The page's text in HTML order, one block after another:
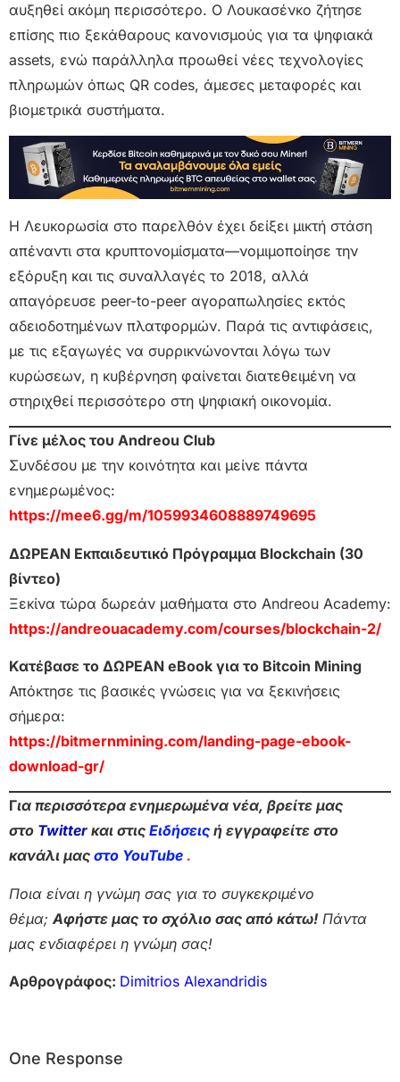
αυξηθεί ακόμη περισσότερο. Ο Λουκασένκο ζήτησε
επίσης πιο ξεκάθαρους κανονισμούς για τα ψηφιακά
assets, ενώ παράλληλα προωθεί νέες τεχνολογίες
πληρωμών όπως QR codes, άμεσες μεταφορές και
βιομετρικά συστήματα.
Η Λευκορωσία στο παρελθόν έχει δείξει μικτή στάση
απέναντι στα κρυπτονομίσματα—νομιμοποίησε την
εξόρυξη και τις συναλλαγές το 2018, αλλά
απαγόρευσε peer-to-peer αγοραπωλησίες εκτός
αδειοδοτημένων πλατφορμών. Παρά τις αντιφάσεις,
με τις εξαγωγές να συρρικνώνονται λόγω των
κυρώσεων, η κυβέρνηση φαίνεται διατεθειμένη να
στηριχθεί περισσότερο στη ψηφιακή οικονομία.
Γίνε μέλος του Andreou Club
Συνδέσου με την κοινότητα και μείνε πάντα
ενημερωμένος:
https://mee6.gg/m/1059934608889749695
ΔΩΡΕΑΝ Εκπαιδευτικό Πρόγραμμα Blockchain (30
βίντεο)
Ξεκίνα τώρα δωρεάν μαθήματα στο Andreou Academy:
https://andreouacademy.com/courses/blockchain-2/
Κατέβασε το ΔΩΡΕΑΝ eBook για το Bitcoin Mining
Απόκτησε τις βασικές γνώσεις για να ξεκινήσεις
σήμερα:
https://bitmernmining.com/landing-page-ebook-
download-gr/
Για περισσότερα ενημερωμένα νέα, βρείτε μας
στο Twitter και στις Ειδήσεις ή εγγραφείτε στο
κανάλι μας στο YouTube .
Ποια είναι η γνώμη σας για το συγκεκριμένο
θέμα; Αφήστε μας το σχόλιο σας από κάτω! Πάντα
μας ενδιαφέρει η γνώμη σας!
Αρθρογράφος: Dimitrios Alexandridis
One Response